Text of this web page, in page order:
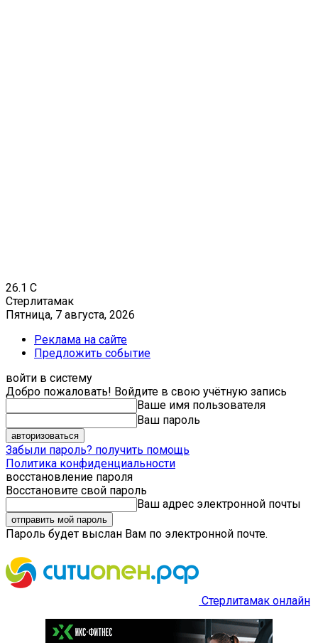
26.1 C
Стерлитамак
Пятница, 7 августа, 2026
Реклама на сайте
Предложить событие
войти в систему
Добро пожаловать! Войдите в свою учётную запись
Ваше имя пользователя
Ваш пароль
Забыли пароль? получить помощь
Политика конфиденциальности
восстановление пароля
Восстановите свой пароль
Ваш адрес электронной почты
Пароль будет выслан Вам по электронной почте.
Стерлитамак онлайн